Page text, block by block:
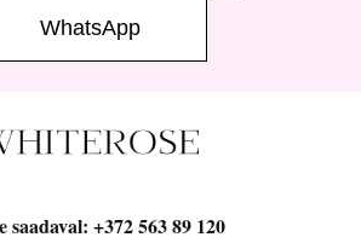
WhatsApp
saadaval: +372 563 89 120